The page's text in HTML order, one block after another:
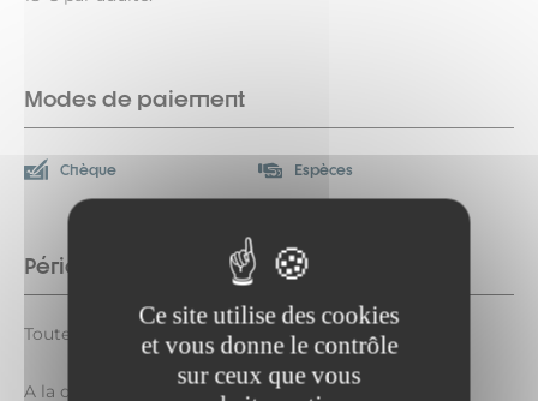
Ce site utilise des cookies
et vous donne le contrôle
sur ceux que vous
Modes de paiement
Chèque Espèces
Période d'ouverture
Toute l'année tous les jours.
A la demande.